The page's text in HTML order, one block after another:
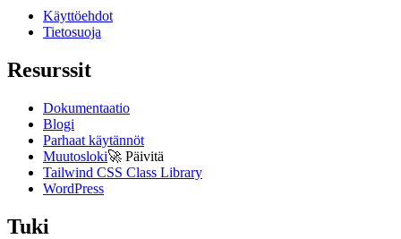
Käyttöehdot
Tietosuoja
Resurssit
Dokumentaatio
Blogi
Parhaat käytännöt
Muutosloki🚀 Päivitä
Tailwind CSS Class Library
WordPress
Tuki